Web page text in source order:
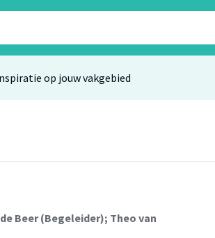
op jouw vakgebied
Beer (Begeleider); Theo van